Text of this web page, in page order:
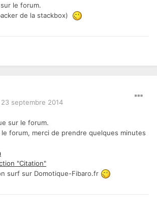
le forum.
de la stackbox)
23 septembre 2014
sur le forum.
forum, merci de prendre quelques minutes
"Citation"
surf sur Domotique-Fibaro.fr